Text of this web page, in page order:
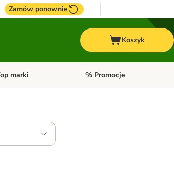
Zamów ponownie
Koszyk
menu kategorii: Konie
marki Otwórz menu kategorii: Top
% Promocje